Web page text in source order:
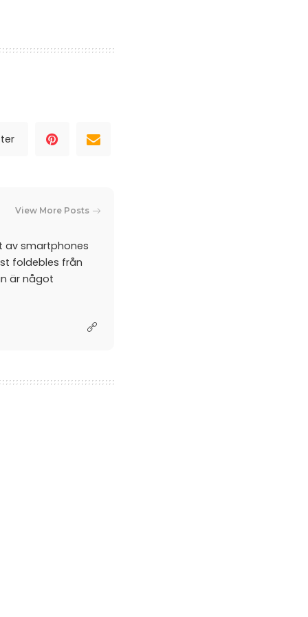
View More Posts
av smartphones
foldebles från
är något